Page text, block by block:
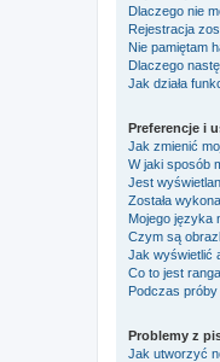
Dlaczego nie
Rejestracja
Nie pamiętam
Dlaczego
Jak działa
Preferencje i
Jak zmienić
W jaki sposób
Jest
Została
Mojego języka
Czym są
Jak wyświetlić
Co to jest
Podczas
Problemy z
Jak utworzyć